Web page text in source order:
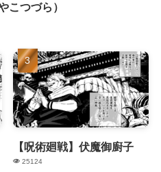
こつづら）
【呪術廻戦】伏魔御廚子
25124